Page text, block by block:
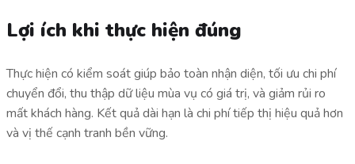
Lợi ích khi thực hiện đúng
Thực hiện có kiểm soát giúp bảo toàn nhận diện, tối ưu chi phí
chuyển đổi, thu thập dữ liệu mùa vụ có giá trị, và giảm rủi ro
mất khách hàng. Kết quả dài hạn là chi phí tiếp thị hiệu quả hơn
và vị thế cạnh tranh bền vững.